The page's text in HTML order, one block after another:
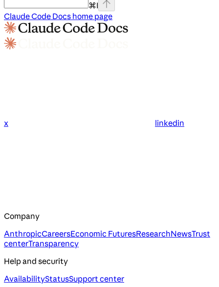
⌘I
Claude Code Docs home page
x linkedin
Company
AnthropicCareersEconomic FuturesResearchNewsTrust
centerTransparency
Help and security
AvailabilityStatusSupport center